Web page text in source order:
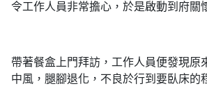
令工作人員非常擔心，於是啟動到府關
帶著餐盒上門拜訪，工作人員便發現原
中風，腿腳退化，不良於行到要臥床的